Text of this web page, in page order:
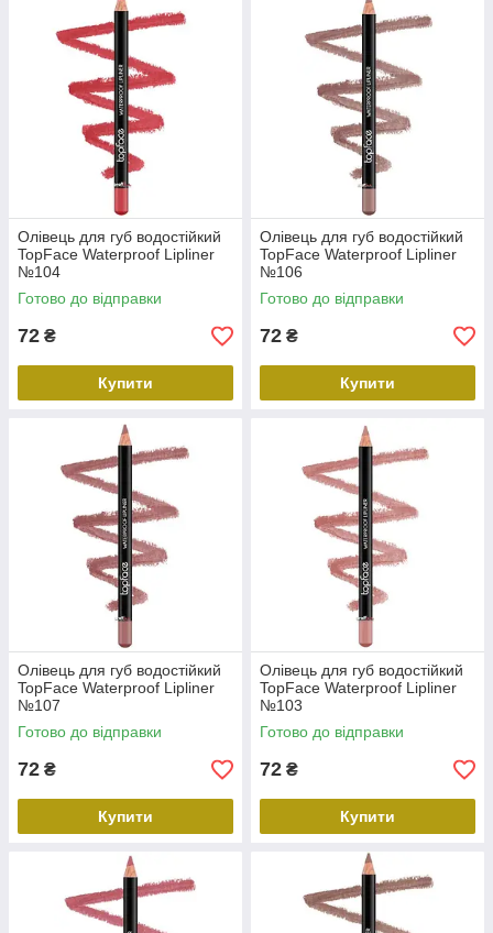
Олівець для губ водостійкий
TopFace Waterproof Lipliner
№104
Готово до відправки
72 ₴
Купити
Олівець для губ водостійкий
TopFace Waterproof Lipliner
№106
Готово до відправки
72 ₴
Купити
Олівець для губ водостійкий
TopFace Waterproof Lipliner
№107
Готово до відправки
72 ₴
Купити
Олівець для губ водостійкий
TopFace Waterproof Lipliner
№103
Готово до відправки
72 ₴
Купити